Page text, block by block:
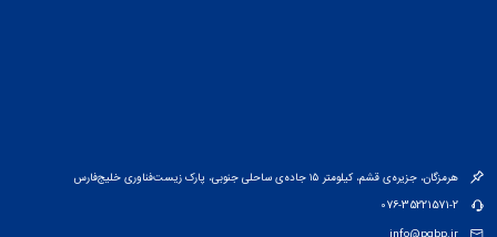
هرمزگان، جزیره‌ی قشم، کیلومتر ۱۵ جاده‌ی ساحلی جنوبی، پارک زیست‌فناوری خلیج‌فارس
076-35221571-2